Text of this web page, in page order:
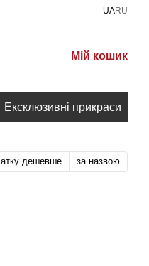
UARU
Мій кошик
Ексклюзивні прикраси
дешевше за назвою